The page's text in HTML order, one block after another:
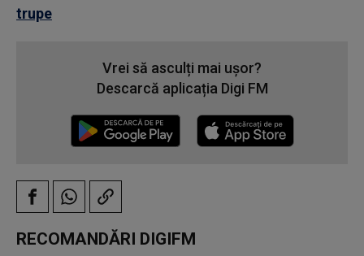
trupe
Vrei să asculți mai ușor?
Descarcă aplicația Digi FM
RECOMANDĂRI DIGIFM